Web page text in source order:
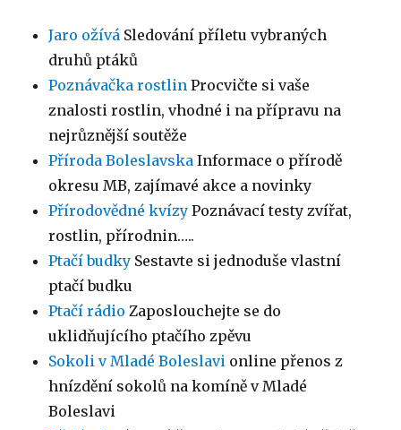
Jaro ožívá Sledování příletu vybraných
druhů ptáků
Poznávačka rostlin Procvičte si vaše
znalosti rostlin, vhodné i na přípravu na
nejrůznější soutěže
Příroda Boleslavska Informace o přírodě
okresu MB, zajímavé akce a novinky
Přírodovědné kvízy Poznávací testy zvířat,
rostlin, přírodnin…..
Ptačí budky Sestavte si jednoduše vlastní
ptačí budku
Ptačí rádio Zaposlouchejte se do
uklidňujícího ptačího zpěvu
Sokoli v Mladé Boleslavi online přenos z
hnízdění sokolů na komíně v Mladé
Boleslavi